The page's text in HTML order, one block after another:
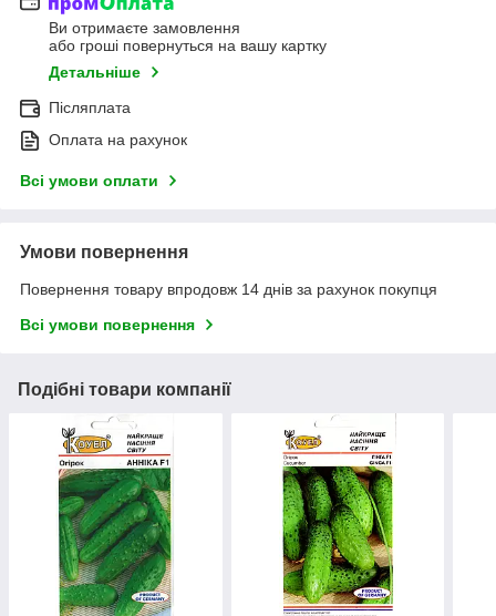
Ви отримаєте замовлення
або гроші повернуться на вашу картку
Детальніше
Післяплата
Оплата на рахунок
Всі умови оплати
Умови повернення
Повернення товару впродовж 14 днів за рахунок покупця
Всі умови повернення
Подібні товари компанії